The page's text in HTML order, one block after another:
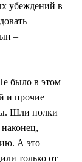
убеждений в
–
было в этом
и прочие
Шли полки
А это
только от